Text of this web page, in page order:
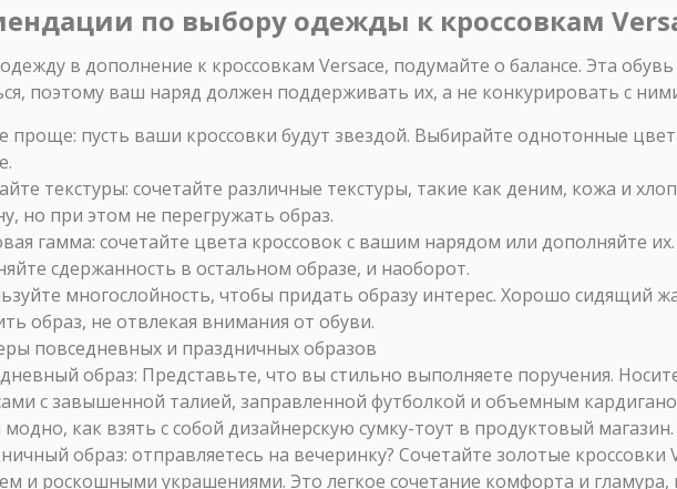
по выбору одежды к кроссовкам
в дополнение к кроссовкам Versace, подумайте о балансе. Эта
поэтому ваш наряд должен поддерживать их, а не конкурировать с
проще: пусть ваши кроссовки будут звездой. Выбирайте однотонные
текстуры: сочетайте различные текстуры, такие как деним, кожа и
но при этом не перегружать образ.
гамма: сочетайте цвета кроссовок с вашим нарядом или дополняйте их.
сдержанность в остальном образе, и наоборот.
многослойность, чтобы придать образу интерес. Хорошо сидящий
образ, не отвлекая внимания от обуви.
повседневных и праздничных образов
образ: Представьте, что вы стильно выполняете поручения.
с завышенной талией, заправленной футболкой и объемным
как взять с собой дизайнерскую сумку-тоут в продуктовый магазин.
образ: отправляетесь на вечеринку? Сочетайте золотые
и роскошными украшениями. Это легкое сочетание комфорта и